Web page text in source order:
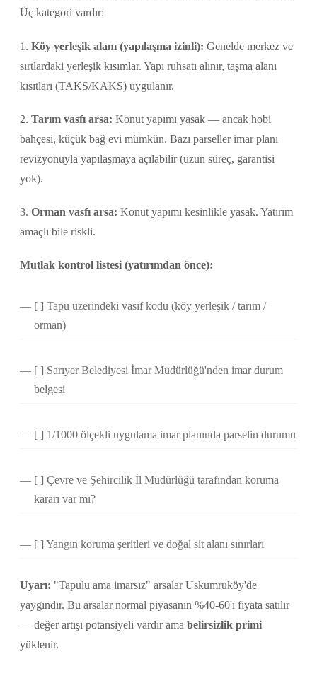
Üç kategori vardır:
1. Köy yerleşik alanı (yapılaşma izinli): Genelde merkez ve
sırtlardaki yerleşik kısımlar. Yapı ruhsatı alınır, taşma alanı
kısıtları (TAKS/KAKS) uygulanır.
2. Tarım vasfı arsa: Konut yapımı yasak — ancak hobi
bahçesi, küçük bağ evi mümkün. Bazı parseller imar planı
revizyonuyla yapılaşmaya açılabilir (uzun süreç, garantisi
yok).
3. Orman vasfı arsa: Konut yapımı kesinlikle yasak. Yatırım
amaçlı bile riskli.
Mutlak kontrol listesi (yatırımdan önce):
[ ] Tapu üzerindeki vasıf kodu (köy yerleşik / tarım /
orman)
[ ] Sarıyer Belediyesi İmar Müdürlüğü'nden imar durum
belgesi
[ ] 1/1000 ölçekli uygulama imar planında parselin durumu
[ ] Çevre ve Şehircilik İl Müdürlüğü tarafından koruma
kararı var mı?
[ ] Yangın koruma şeritleri ve doğal sit alanı sınırları
Uyarı: "Tapulu ama imarsız" arsalar Uskumruköy'de
yaygındır. Bu arsalar normal piyasanın %40-60'ı fiyata satılır
— değer artışı potansiyeli vardır ama belirsizlik primi
yüklenir.